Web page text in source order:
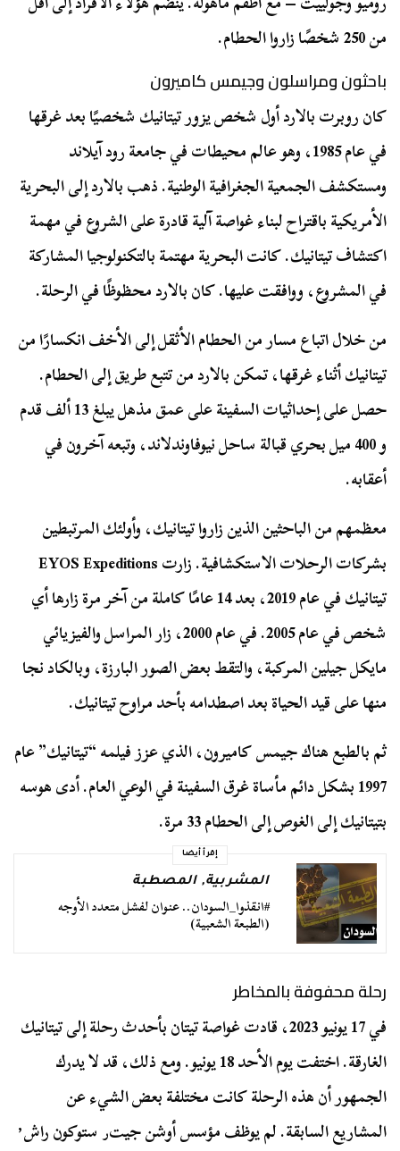
من 250 شخصًا زاروا الحطام.
باحثون ومراسلون وجيمس كاميرون
كان روبرت بالارد أول شخص يزور تيتانيك شخصيًا بعد غرقها
في عام 1985، وهو عالم محيطات في جامعة رود آيلاند
ومستكشف الجمعية الجغرافية الوطنية. ذهب بالارد إلى البحرية
الأمريكية باقتراح لبناء غواصة آلية قادرة على الشروع في مهمة
اكتشاف تيتانيك. كانت البحرية مهتمة بالتكنولوجيا المشاركة
في المشروع، ووافقت عليها. كان بالارد محظوظًا في الرحلة.
من خلال اتباع مسار من الحطام الأثقل إلى الأخف انكسارًا من
تيتانيك أثناء غرقها، تمكن بالارد من تتبع طريق إلى الحطام.
حصل على إحداثيات السفينة على عمق مذهل يبلغ 13 ألف قدم
و 400 ميل بحري قبالة ساحل نيوفاوندلاند، وتبعه آخرون في
أعقابه.
معظمهم من الباحثين الذين زاروا تيتانيك، وأولئك المرتبطين
بشركات الرحلات الاستكشافية. زارت EYOS Expeditions
تيتانيك في عام 2019، بعد 14 عامًا كاملة من آخر مرة زارها أي
شخص في عام 2005. في عام 2000، زار المراسل والفيزيائي
مايكل جيلين المركبة، والتقط بعض الصور البارزة، وبالكاد نجا
منها على قيد الحياة بعد اصطدامه بأحد مراوح تيتانيك.
ثم بالطبع هناك جيمس كاميرون، الذي عزز فيلمه “تيتانيك” عام
1997 بشكل دائم مأساة غرق السفينة في الوعي العام. أدى هوسه
بتيتانيك إلى الغوص إلى الحطام 33 مرة.
إقرأ أيضا
المشربية,المصطبة
#انقذوا_السودان.. عنوان لفشل متعدد الأوجه
(الطبعة الشعبية)
رحلة محفوفة بالمخاطر
في 17 يونيو 2023، قادت غواصة تيتان بأحدث رحلة إلى تيتانيك
الغارقة. اختفت يوم الأحد 18 يونيو. ومع ذلك، قد لا يدرك
الجمهور أن هذه الرحلة كانت مختلفة بعض الشيء عن
المشاريع السابقة. لم يوظف مؤسس أوشن جيت٫ ستوكون راش٬